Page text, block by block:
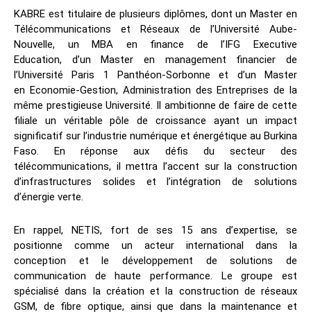
KABRE est titulaire de plusieurs diplômes, dont un Master en
Télécommunications et Réseaux de l’Université Aube-
Nouvelle, un MBA en finance de l’IFG Executive
Education, d’un Master en management financier de
l’Université Paris 1 Panthéon-Sorbonne et d’un Master
en Economie-Gestion, Administration des Entreprises de la
même prestigieuse Université. Il ambitionne de faire de cette
filiale un véritable pôle de croissance ayant un impact
significatif sur l’industrie numérique et énergétique au Burkina
Faso. En réponse aux défis du secteur des
télécommunications, il mettra l’accent sur la construction
d’infrastructures solides et l’intégration de solutions
d’énergie verte.
En rappel, NETIS, fort de ses 15 ans d’expertise, se
positionne comme un acteur international dans la
conception et le développement de solutions de
communication de haute performance. Le groupe est
spécialisé dans la création et la construction de réseaux
GSM, de fibre optique, ainsi que dans la maintenance et